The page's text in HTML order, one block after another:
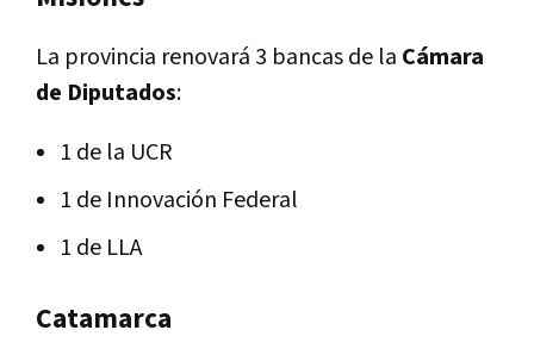
La provincia renovará 3 bancas de la Cámara
de Diputados:
1 de la UCR
1 de Innovación Federal
1 de LLA
Catamarca